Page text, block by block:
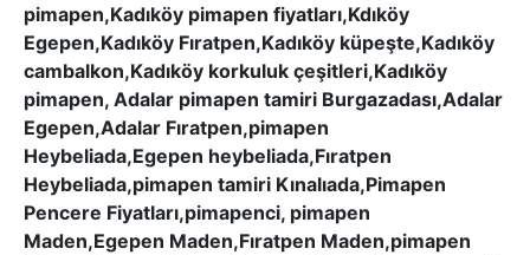
pimapen,Kadıköy pimapen fiyatları,Kdıköy
Egepen,Kadıköy Fıratpen,Kadıköy küpeşte,Kadıköy
cambalkon,Kadıköy korkuluk çeşitleri,Kadıköy
pimapen, Adalar pimapen tamiri Burgazadası,Adalar
Egepen,Adalar Fıratpen,pimapen
Heybeliada,Egepen heybeliada,Fıratpen
Heybeliada,pimapen tamiri Kınalıada,Pimapen
Pencere Fiyatları,pimapenci, pimapen
Maden,Egepen Maden,Fıratpen Maden,pimapen